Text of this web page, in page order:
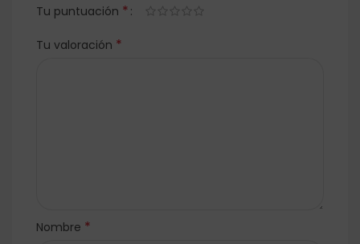
Tu puntuación *
Tu valoración *
Nombre *